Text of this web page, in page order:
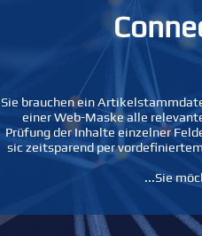
Sie brauchen ein
einer Web-Maske alle
Prüfung der Inhalte einzelner
sic zeitsparend per
...Sie